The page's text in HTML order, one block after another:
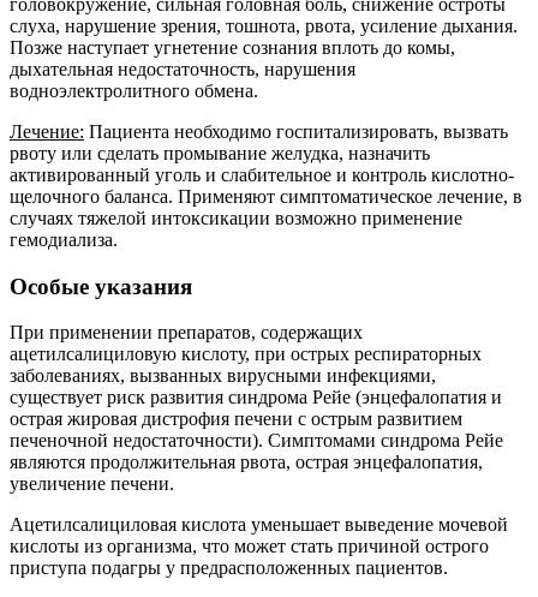
головокружение, сильная головная боль, снижение остроты
слуха, нарушение зрения, тошнота, рвота, усиление дыхания.
Позже наступает угнетение сознания вплоть до комы,
дыхательная недостаточность, нарушения
водноэлектролитного обмена.
Лечение: Пациента необходимо госпитализировать, вызвать
рвоту или сделать промывание желудка, назначить
активированный уголь и слабительное и контроль кислотно-
щелочного баланса. Применяют симптоматическое лечение, в
случаях тяжелой интоксикации возможно применение
гемодиализа.
Особые указания
При применении препаратов, содержащих
ацетилсалициловую кислоту, при острых респираторных
заболеваниях, вызванных вирусными инфекциями,
существует риск развития синдрома Рейе (энцефалопатия и
острая жировая дистрофия печени с острым развитием
печеночной недостаточности). Симптомами синдрома Рейе
являются продолжительная рвота, острая энцефалопатия,
увеличение печени.
Ацетилсалициловая кислота уменьшает выведение мочевой
кислоты из организма, что может стать причиной острого
приступа подагры у предрасположенных пациентов.